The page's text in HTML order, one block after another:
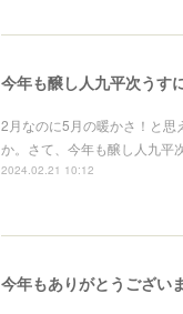
今年も醸し人九平次うす
2月なのに5月の暖かさ！と思
か。さて、今年も醸し人九平
2024.02.21 10:12
今年もありがとうござい